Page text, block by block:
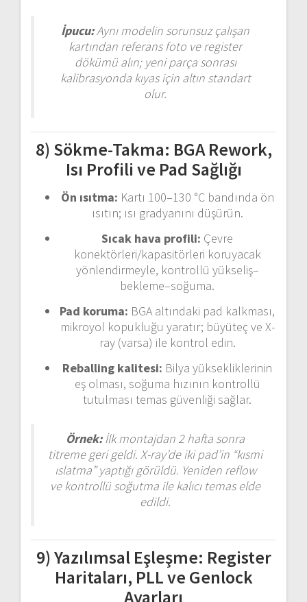
İpucu:Aynı modelin sorunsuz çalışan
kartından referans foto ve register
dökümü alın; yeni parça sonrası
kalibrasyonda kıyas için altın standart
olur.
8) Sökme-Takma: BGA Rework,
Isı Profili ve Pad Sağlığı
Ön ısıtma: Kartı 100–130 °C bandında ön
ısıtın; ısı gradyanını düşürün.
Sıcak hava profili: Çevre
konektörleri/kapasitörleri koruyacak
yönlendirmeyle, kontrollü yükseliş–
bekleme–soğuma.
Pad koruma: BGA altındaki pad kalkması,
mikroyol kopukluğu yaratır; büyüteç ve X-
ray (varsa) ile kontrol edin.
Reballing kalitesi: Bilya yüksekliklerinin
eş olması, soğuma hızının kontrollü
tutulması temas güvenliği sağlar.
Örnek:İlk montajdan 2 hafta sonra
titreme geri geldi. X-ray’de iki pad’in “kısmi
ıslatma” yaptığı görüldü. Yeniden reflow
ve kontrollü soğutma ile kalıcı temas elde
edildi.
9) Yazılımsal Eşleşme: Register
Haritaları, PLL ve Genlock
Ayarları